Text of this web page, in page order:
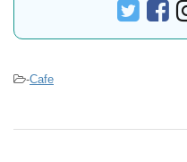
-Cafe